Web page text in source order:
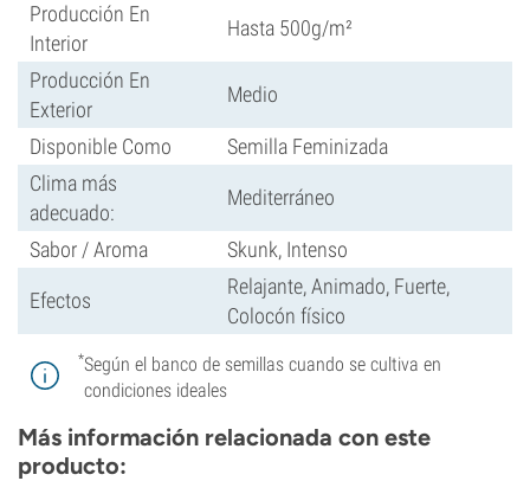
Producción En
Interior
Hasta 500g/m²
Producción En
Exterior
Medio
Disponible Como
Semilla Feminizada
Clima más
adecuado:
Mediterráneo
Sabor / Aroma Skunk, Intenso
Efectos
Relajante, Animado, Fuerte,
Colocón físico
*Según el banco de semillas cuando se cultiva en
condiciones ideales
Más información relacionada con este
producto: